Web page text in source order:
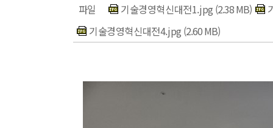
파일 기술경영혁신대전1.jpg (2.38 MB)
기술경영혁신대전4.jpg (2.60 MB)